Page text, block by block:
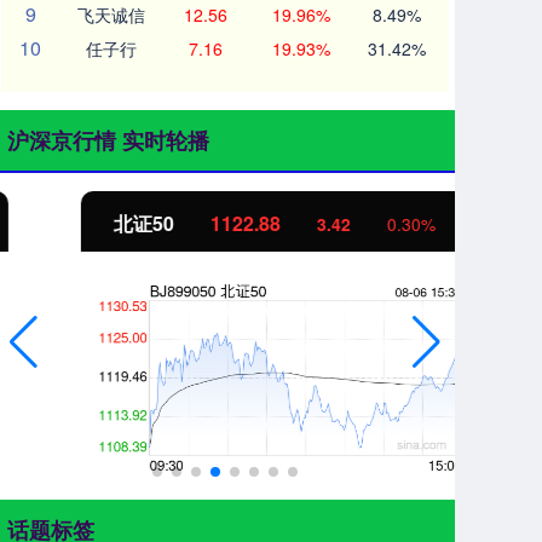
9 飞天诚信 12.56 19.96% 8.49%
10 任子行 7.16 19.93% 31.42%
沪深京行情 实时轮播
北证50 1122.88 3.42 0.30%
话题标签